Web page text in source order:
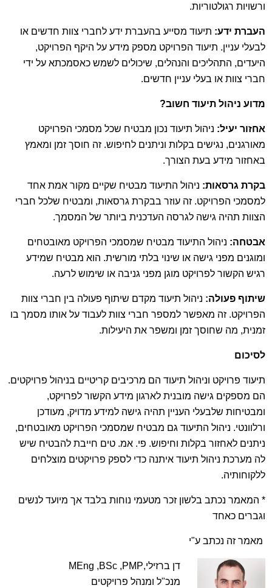
ורשויות רגולטוריות.
העברת ידע: תיעוד מסייע בהעברת ידע לחברי צוות חדשים או
לבעלי עניין. תיעוד הפרויקט מספק מידע על היקף הפרויקט,
היעדים, התהליכים והנהלים, שיכולים לשמש כאסמכתא על ידי
חברי צוות או בעלי עניין חדשים.
מדוע ניהול תיעוד חשוב?
אחזור יעיל: ניהול תיעוד נכון מבטיח שכל מסמכי הפרויקט
מאורגנים, נגישים בקלות וניתנים לחיפוש. זה חוסך זמן ומאמץ
באחזור מידע בעת הצורך.
בקרת גרסאות: ניהול התיעוד מבטיח שקיים מקור אמת אחד
למסמכי הפרויקט. זה עוזר בבקרת גרסאות, ומבטיח שלכל חברי
הצוות תהיה גישה לגרסה העדכנית ביותר של המסמך.
אבטחה: ניהול התיעוד מבטיח שמסמכי הפרויקט מאובטחים
ומוגנים מפני גישה או שינוי בלתי מורשית. הוא מבטיח שמידע
רגיש הקשור לפרויקט מוגן מפני גניבה או שימוש לרעה.
שיתוף פעולה: ניהול תיעוד מקדם שיתוף פעולה בין חברי צוות
הפרויקט. זה מאפשר למספר חברי צוות לעבוד על אותו מסמך בו
זמנית, מה שחוסך זמן ומשפר את היעילות.
לסיכום
תיעוד פרויקט וניהול תיעוד הם מרכיבים קריטיים בניהול פרויקטים.
הם מספקים גישה מובנית לארגון מידע הקשור לפרויקט,
ומבטיחות שלבעלי העניין תהיה גישה למידע מדויק, מעודכן
ורלוונטי. ניהול התיעוד גם מבטיח שמסמכי הפרויקט מאובטחים,
ניתנים לאחזור בקלות וחיפוש. פי. אמ. טים חייבת להבטיח שיש
לה מערכת ניהול תיעוד איתנה כדי לספק פרויקטים מוצלחים
ללקוחותיה.
* המאמר נכתב בלשון זכר מטעמי נוחות בלבד אך מיועד לנשים
וגברים כאחד
מאמר זה נכתב ע"י
דן ברזילי,MEng ,BSc ,PMP
מנכ"ל ומנהל פרויקטים